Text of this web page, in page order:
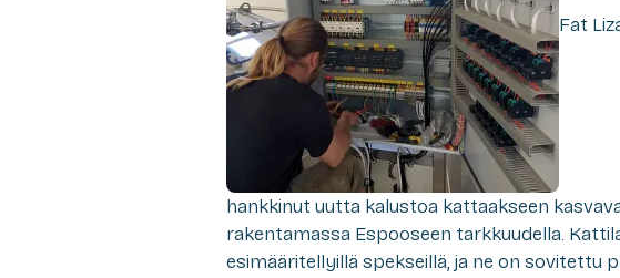
Fat
hankkinut uutta kalustoa kattaakseen
rakentamassa Espooseen tarkkuudella.
esimääritellyillä spekseillä, ja ne on sovitettu